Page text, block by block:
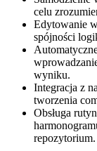
celu
Edytowanie
spójności
wyniku.
Integracja z
tworzenia
Obsługa
repozytorium.